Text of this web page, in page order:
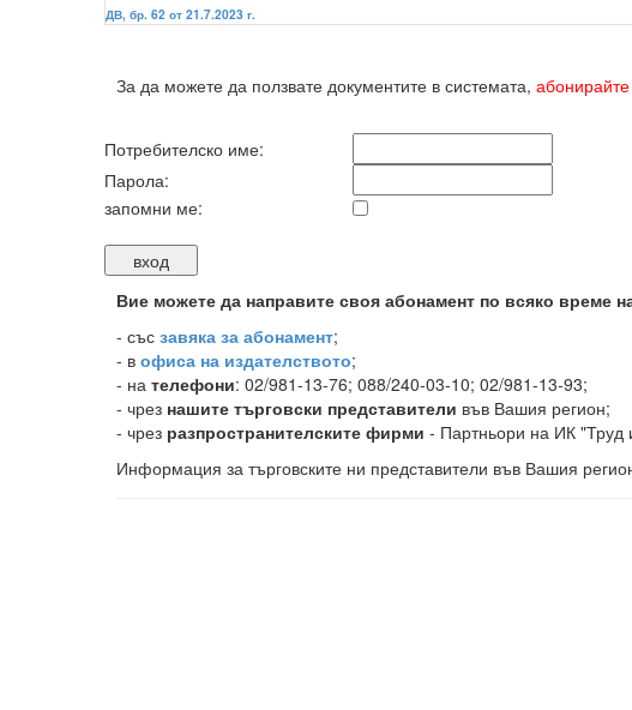
ДВ, бр. 62 от 21.7.2023 г.
За да можете да ползвате документите в системата,
Потребителско име:
Парола:
запомни ме:
Вие можете да направите своя абонамент по всяко време
- със завяка за абонамент;
- в офиса на издателството;
- на телефони: 02/981-13-76; 088/240-03-10; 02/981-13-93;
- чрез нашите търговски представители във Вашия регион;
- чрез разпространителските фирми - Партньори на ИК "Труд
Информация за търговските ни представители във Вашия